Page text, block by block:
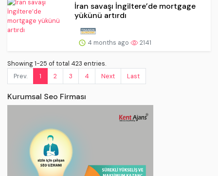
İran savaşı İngiltere’de mortgage
yükünü artırdı
4 months ago 2141
Showing 1-25 of total 423 entries.
Prev.
1 2 3 4 Next Last
Kurumsal Seo Firması